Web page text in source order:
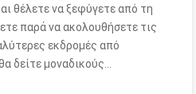
θέλετε να ξεφύγετε από τη
παρά να ακολουθήσετε τις
εκδρομές από
δείτε μοναδικούς…